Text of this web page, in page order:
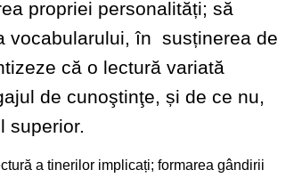
propriei personalități; să
vocabularului, în susținerea de
că o lectură variată
de cunoştinţe, și de ce nu,
superior.
a tinerilor implicați; formarea gândirii